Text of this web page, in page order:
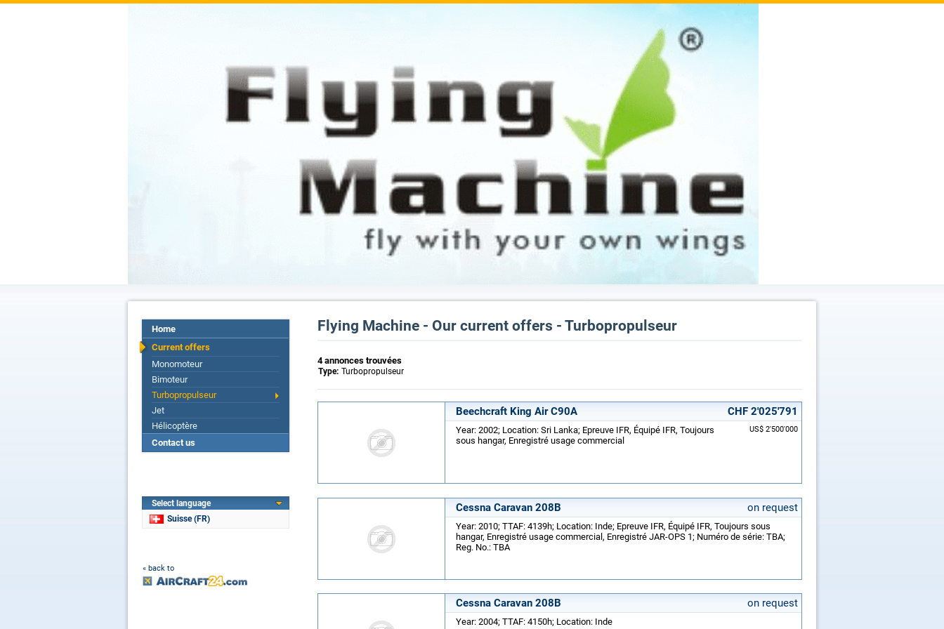
Home
Current offers
Monomoteur
Bimoteur
Turbopropulseur
Jet
Hélicoptère
Contact us
Select language
Suisse (FR)
« back to
Flying Machine - Our current offers - Turbopropulseur
4 annonces trouvées
Type: Turbopropulseur
Beechcraft King Air C90A CHF 2'025'791
US$ 2'500'000
Year: 2002; Location: Sri Lanka; Epreuve IFR, Équipé IFR, Toujours
sous hangar, Enregistré usage commercial
Cessna Caravan 208B on request
Year: 2010; TTAF: 4139h; Location: Inde; Epreuve IFR, Équipé IFR, Toujours sous
hangar, Enregistré usage commercial, Enregistré JAR-OPS 1; Numéro de série: TBA;
Reg. No.: TBA
Cessna Caravan 208B on request
Year: 2004; TTAF: 4150h; Location: Inde